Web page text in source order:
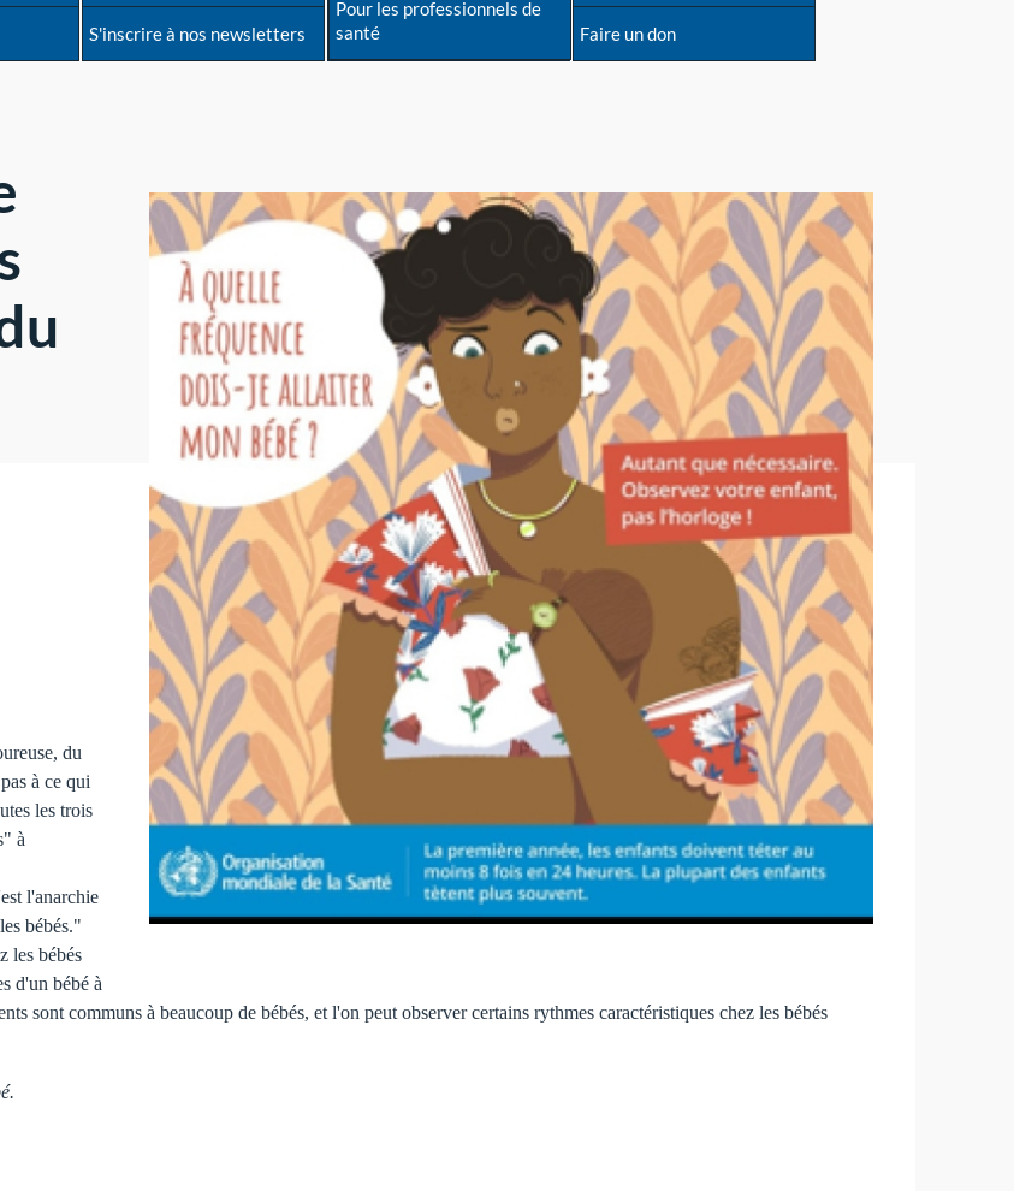
S'inscrire à nos newsletters
Pour les professionnels de
santé
Faire un don
du
à ce qui
les trois
à
l'anarchie
bébés."
les bébés
d'un bébé à
sont communs à beaucoup de bébés, et l'on peut observer certains rythmes caractéristiques chez les bébés